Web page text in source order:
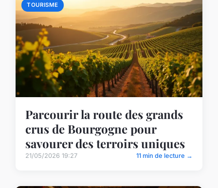
TOURISME
Parcourir la route des grands
crus de Bourgogne pour
savourer des terroirs uniques
21/05/2026 19:27 11 min de lecture →